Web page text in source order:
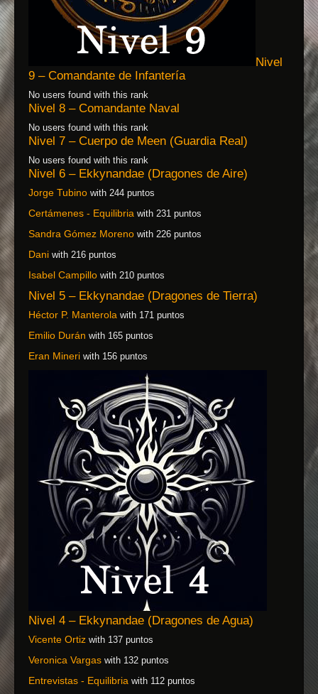
Nivel
9 – Comandante de Infantería
No users found with this rank
Nivel 8 – Comandante Naval
No users found with this rank
Nivel 7 – Cuerpo de Meen (Guardia Real)
No users found with this rank
Nivel 6 – Ekkynandae (Dragones de Aire)
Jorge Tubino with 244 puntos
Certámenes - Equilibria with 231 puntos
Sandra Gómez Moreno with 226 puntos
Dani with 216 puntos
Isabel Campillo with 210 puntos
Nivel 5 – Ekkynandae (Dragones de Tierra)
Héctor P. Manterola with 171 puntos
Emilio Durán with 165 puntos
Eran Mineri with 156 puntos
Nivel 4 – Ekkynandae (Dragones de Agua)
Vicente Ortiz with 137 puntos
Veronica Vargas with 132 puntos
Entrevistas - Equilibria with 112 puntos